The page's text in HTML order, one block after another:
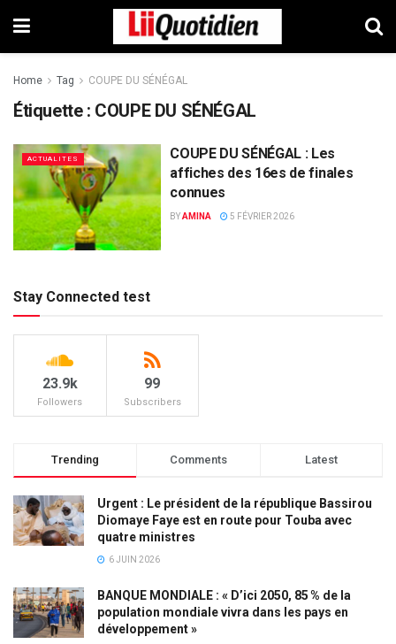
Home Tag COUPE DU SÉNÉGAL
Étiquette : COUPE DU SÉNÉGAL
ACTUALITES
COUPE DU SÉNÉGAL : Les
affiches des 16es de finales
connues
BYAMINA 5 FÉVRIER 2026
Stay Connected test
23.9k
Followers
99
Subscribers
Trending Comments Latest
Urgent : Le président de la république Bassirou
Diomaye Faye est en route pour Touba avec
quatre ministres
6 JUIN 2026
BANQUE MONDIALE : « D’ici 2050, 85 % de la
population mondiale vivra dans les pays en
développement »